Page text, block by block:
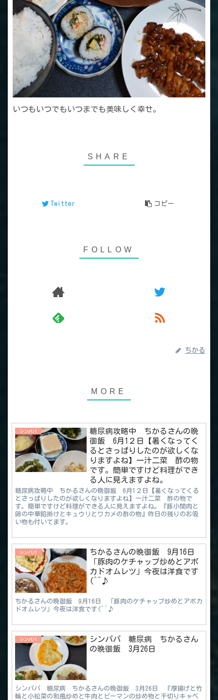
いつもいつでもいつまでも美味しく幸せ。
Twitter コピー
ちかる
シンパパ
糖尿病攻略中 ちかるさんの晩
御飯 6月1２日【暑くなってく
るとさっぱりしたのが欲しくな
りますよね】一汁二菜 酢の物
です。簡単ですけど料理ができ
る人に見えますよね。
糖尿病攻略中 ちかるさんの晩御飯 6月1２日【暑くなってくる
とさっぱりしたのが欲しくなりますよね】一汁二菜 酢の物で
す。簡単ですけど料理ができる人に見えますよね。『豚小間肉と
卵の中華餡掛けとキュウリとワカメの酢の物』昨日の残りのお吸
い物も付いてます。
シンパパ
ちかるさんの晩御飯 9月16日
「豚肉のケチャップ炒めとアボ
カドオムレツ」今夜は洋食です
(^^♪
ちかるさんの晩御飯 9月16日 「豚肉のケチャップ炒めとアボカ
ドオムレツ」今夜は洋食です(^^♪
シンパパ
シンパパ 糖尿病 ちかるさん
の晩御飯 3月26日
シンパパ 糖尿病 ちかるさんの晩御飯 3月26日 『厚揚げと竹
輪と小松菜の和風炒めと牛肉とピーマンの炒め物と千切りキャベ